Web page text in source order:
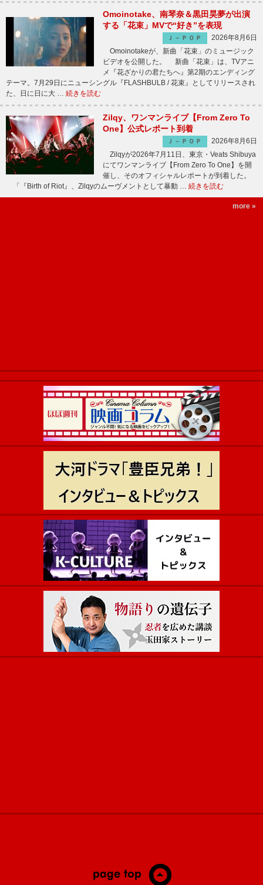
Omoinotake、南琴奈＆黒田昊夢が出演
する「花束」MVで“好き”を表現
Ｊ－ＰＯＰ
2026年8月6日
Omoinotakeが、新曲「花束」のミュージック
ビデオを公開した。 新曲「花束」は、TVアニ
メ『花ざかりの君たちへ』第2期のエンディング
テーマ。7月29日にニューシングル『FLASHBULB / 花束』としてリリースされ
た、日に日に大 … 続きを読む
Zilqy、ワンマンライブ【From Zero To
One】公式レポート到着
Ｊ－ＰＯＰ
2026年8月6日
Zilqyが2026年7月11日、東京・Veats Shibuya
にてワンマンライブ【From Zero To One】を開
催し、そのオフィシャルレポートが到着した。
「『Birth of Riot』、Zilqyのムーヴメントとして暴動 … 続きを読む
more »